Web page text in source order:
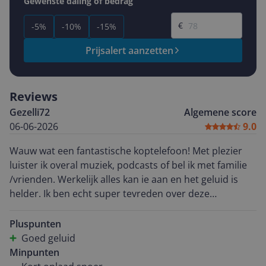
-5% -10% -15%
Gewenste prijs
€
Prijsalert aanzetten
Reviews
Gezelli72
06-06-2026
Algemene score
9.0
Wauw wat een fantastische koptelefoon! Met plezier
luister ik overal muziek, podcasts of bel ik met familie
/vrienden. Werkelijk alles kan ie aan en het geluid is
helder. Ik ben echt super tevreden over deze
Pluspunten
Goed geluid
Minpunten